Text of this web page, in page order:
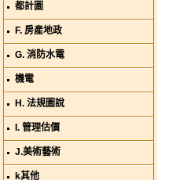
都計圖
F. 房產地政
G. 消防水電
機電
H. 法規圖說
I. 管理估價
J.美術藝術
k其他